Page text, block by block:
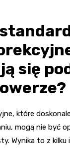
się
które
mogą nie być
Wynika to z